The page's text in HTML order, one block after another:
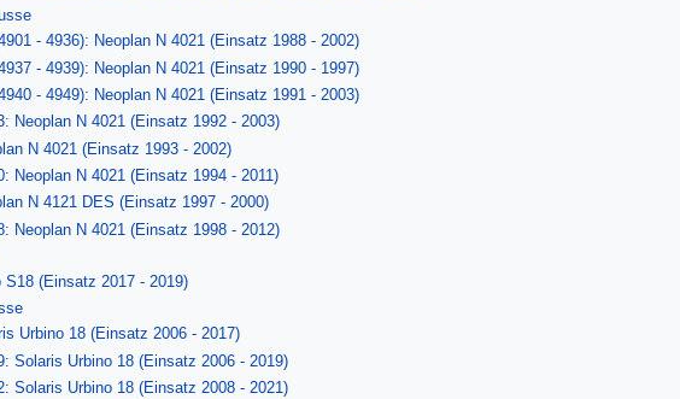
- 4936): Neoplan N 4021 (Einsatz 1988 - 2002)
- 4939): Neoplan N 4021 (Einsatz 1990 - 1997)
- 4949): Neoplan N 4021 (Einsatz 1991 - 2003)
Neoplan N 4021 (Einsatz 1992 - 2003)
N 4021 (Einsatz 1993 - 2002)
Neoplan N 4021 (Einsatz 1994 - 2011)
N 4121 DES (Einsatz 1997 - 2000)
Neoplan N 4021 (Einsatz 1998 - 2012)
S18 (Einsatz 2017 - 2019)
Urbino 18 (Einsatz 2006 - 2017)
Solaris Urbino 18 (Einsatz 2006 - 2019)
Solaris Urbino 18 (Einsatz 2008 - 2021)